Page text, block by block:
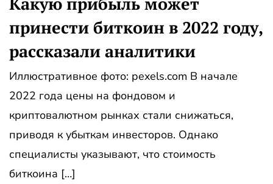
принести биткоин в 2022 году,
рассказали аналитики
Иллюстративное фото: pexels.com В начале
2022 года цены на фондовом и
криптовалютном рынках стали снижаться,
приводя к убыткам инвесторов. Однако
специалисты указывают, что стоимость
биткоина […]